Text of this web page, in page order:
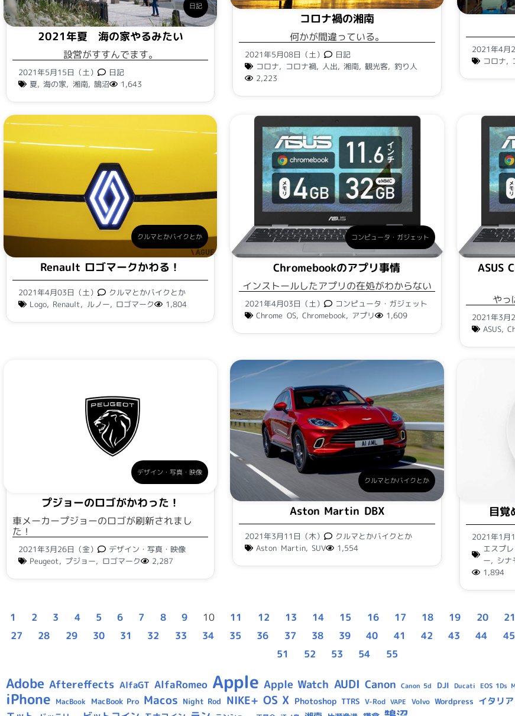
日記
2021年夏 海の家やるみたい
設営がすすんでます。
2021年5月15日（土）
日記
夏,海の家, 湘南, 鵠沼 1,643
コロナ禍の湘南
何かが間違っている。
2021年5月08日（土）
日記
コロナ, コロナ禍, 人出,湘南,観光客, 釣り人
2,223
2021年4月
コロナ,
クルマとかバイクとか
Renault ロゴマークかわる！
2021年4月03日（土）
クルマとかバイクとか
Logo, Renault, ルノー, ロゴマーク 1,804
コンピュータ・ガジェット
Chromebookのアプリ事情
インストールしたアプリの在処がわからない
2021年4月03日（土）
コンピュータ・ガジェット
Chrome OS, Chromebook, アプリ 1,609
ASUS
やっ
2021年3月
ASUS,
デザイン・写真・映像
プジョーのロゴがかわった！
車メーカープジョーのロゴが刷新されまし
た！
2021年3月26日（金）
デザイン・写真・映像
Peugeot, プジョー, ロゴマーク 2,287
クルマとかバイクとか
Aston Martin DBX
2021年3月11日（木）
クルマとかバイクとか
Aston Martin, SUV 1,554
目覚
2021年1月
エスプ
ー, シナ
1,894
1 2 3 4 5 6 7 8 9 10 11 12 13 14 15 16 17 18 19 20 21
27
28 29 30 31 32 33 34 35 36 37 38 39 40 41 42 43 44 45
51
52 53 54 55
Adobe Aftereffects AlfaGT AlfaRomeo Apple Apple Watch AUDI Canon Canon 5d DJI Ducati EOS 1Ds
iPhone MacBook MacBook Pro Macos Night Rod NIKE+ OS X Photoshop TTRS V-Rod VAPE Volvo Wordpress イタリ